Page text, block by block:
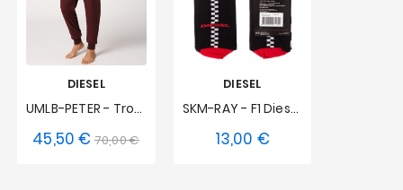
DIESEL
UMLB-PETER - Trousers-Burgy
45,50 € Verkaufspreis
70,00 €Preis
XS
DIESEL
SKM-RAY - F1 Dieselsocken
13,00 €Preis
S